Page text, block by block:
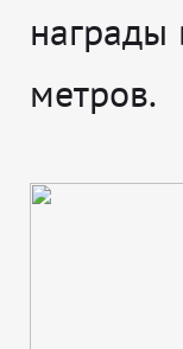
награды
метров.